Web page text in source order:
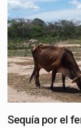
Sequía por el